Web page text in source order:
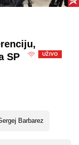
SP
UŽIVO
Barbarez